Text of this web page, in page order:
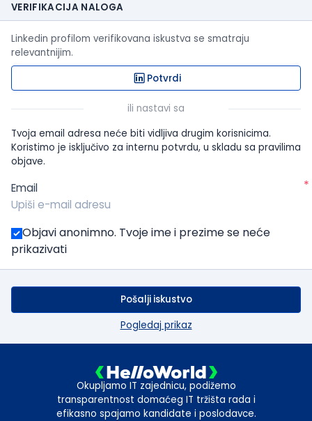
VERIFIKACIJA NALOGA
Linkedin profilom verifikovana iskustva se smatraju
relevantnijim.
Potvrdi
ili nastavi sa
Tvoja email adresa neće biti vidljiva drugim korisnicima.
Koristimo je isključivo za internu potvrdu, u skladu sa pravilima
objave.
Email *
Objavi anonimno. Tvoje ime i prezime se neće
prikazivati
Pošalji iskustvo
Pogledaj prikaz
Okupljamo IT zajednicu, podižemo
transparentnost domaćeg IT tržišta rada i
efikasno spajamo kandidate i poslodavce.